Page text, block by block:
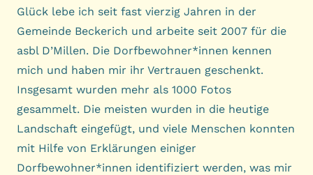
Glück lebe ich seit fast vierzig Jahren in der
Gemeinde Beckerich und arbeite seit 2007 für die
asbl D’Millen. Die Dorfbewohner*innen kennen
mich und haben mir ihr Vertrauen geschenkt.
Insgesamt wurden mehr als 1000 Fotos
gesammelt. Die meisten wurden in die heutige
Landschaft eingefügt, und viele Menschen konnten
mit Hilfe von Erklärungen einiger
Dorfbewohner*innen identifiziert werden, was mir